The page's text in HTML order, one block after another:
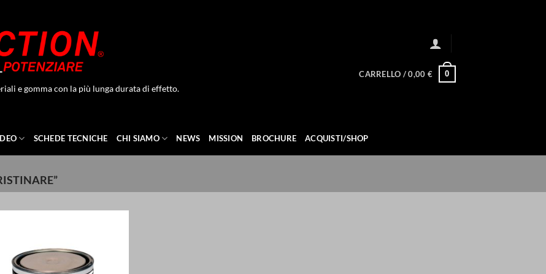
e gomma con la più lunga durata di effetto.
CARRELLO /0,00 € 0
SCHEDE TECNICHE CHI SIAMO NEWS MISSION BROCHURE ACQUISTI/SHOP